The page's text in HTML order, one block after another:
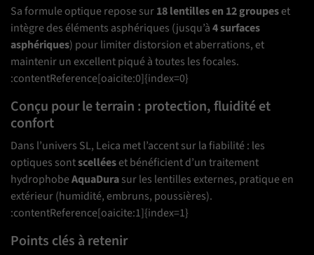
Sa formule optique repose sur18 lentilles en 12 groupeset
intègre des éléments asphériques (jusqu’à4 surfaces
asphériques) pour limiter distorsion et aberrations, et
maintenir un excellent piqué à toutes les focales.
:contentReference[oaicite:0]{index=0}
Conçu pour le terrain : protection, fluidité et
confort
Dans l’univers SL, Leica met l’accent sur la fiabilité : les
optiques sontscelléeset bénéficient d’un traitement
hydrophobeAquaDurasur les lentilles externes, pratique en
extérieur (humidité, embruns, poussières).
:contentReference[oaicite:1]{index=1}
Points clés à retenir